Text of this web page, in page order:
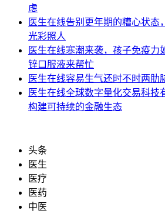
虑
医生在线告别更年期的糟心状态
光彩照人
医生在线寒潮来袭，孩子免疫力
锌口服液来帮忙
医生在线容易生气还时不时两肋
医生在线全球数字量化交易科技
构建可持续的金融生态
头条
医生
医疗
医药
中医